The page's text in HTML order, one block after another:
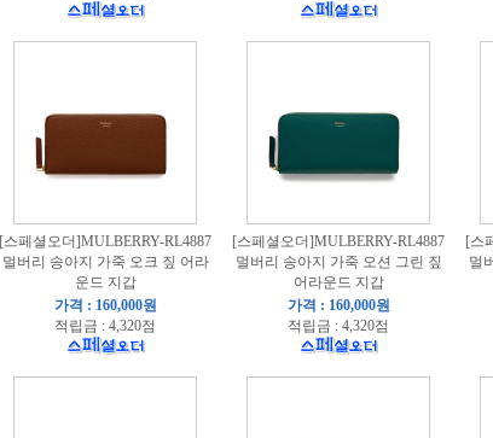
[스페셜오더]MULBERRY-RL4887
멀버리 송아지 가죽 오크 짚 어라
운드 지갑
가격 : 160,000원
적립금 : 4,320점
[스페셜오더]MULBERRY-RL4887
멀버리 송아지 가죽 오션 그린 짚
어라운드 지갑
가격 : 160,000원
적립금 : 4,320점
[스
멀